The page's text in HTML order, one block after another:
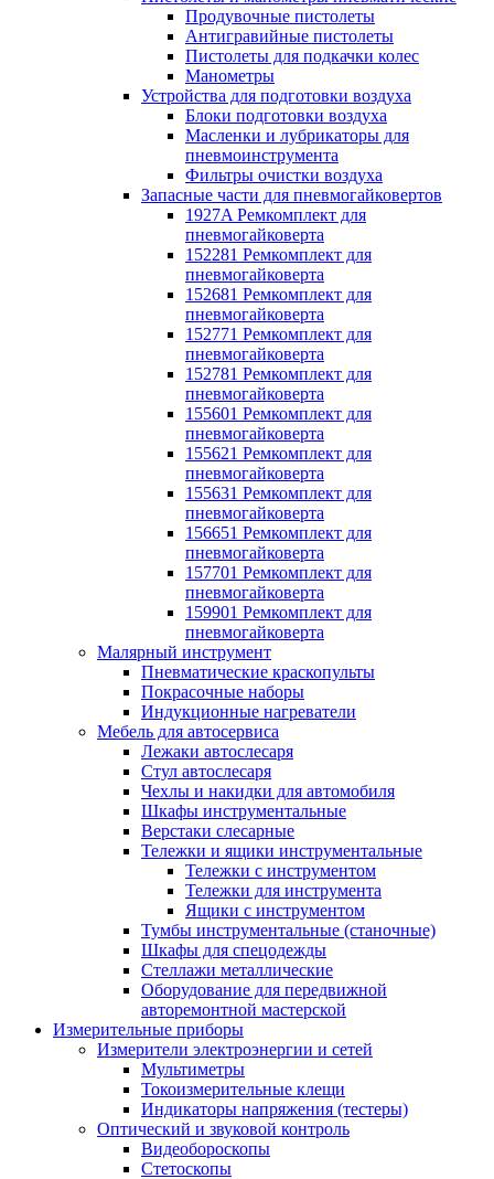
Продувочные пистолеты
Антигравийные пистолеты
Пистолеты для подкачки колес
Манометры
Устройства для подготовки воздуха
Блоки подготовки воздуха
Масленки и лубрикаторы для
пневмоинструмента
Фильтры очистки воздуха
Запасные части для пневмогайковертов
1927A Ремкомплект для
пневмогайковерта
152281 Ремкомплект для
пневмогайковерта
152681 Ремкомплект для
пневмогайковерта
152771 Ремкомплект для
пневмогайковерта
152781 Ремкомплект для
пневмогайковерта
155601 Ремкомплект для
пневмогайковерта
155621 Ремкомплект для
пневмогайковерта
155631 Ремкомплект для
пневмогайковерта
156651 Ремкомплект для
пневмогайковерта
157701 Ремкомплект для
пневмогайковерта
159901 Ремкомплект для
пневмогайковерта
Малярный инструмент
Пневматические краскопульты
Покрасочные наборы
Индукционные нагреватели
Мебель для автосервиса
Лежаки автослесаря
Стул автослесаря
Чехлы и накидки для автомобиля
Шкафы инструментальные
Верстаки слесарные
Тележки и ящики инструментальные
Тележки с инструментом
Тележки для инструмента
Ящики с инструментом
Тумбы инструментальные (станочные)
Шкафы для спецодежды
Стеллажи металлические
Оборудование для передвижной
авторемонтной мастерской
Измерительные приборы
Измерители электроэнергии и сетей
Мультиметры
Токоизмерительные клещи
Индикаторы напряжения (тестеры)
Оптический и звуковой контроль
Видеобороскопы
Стетоскопы